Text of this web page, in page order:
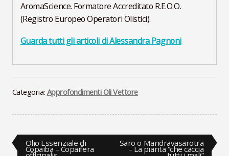
AromaScience. Formatore Accreditato R.E.O.O.
(Registro Europeo Operatori Olistici).
Guarda tutti gli articoli di Alessandra Pagnoni
Categoria: Approfondimenti Oli Vettore
Navigazione
Articolo
precedente:
Olio Essenziale di
Copaiba – Copaifera
Articolo
successivo:
Saro o Mandravasarotra
– La pianta “che caccia